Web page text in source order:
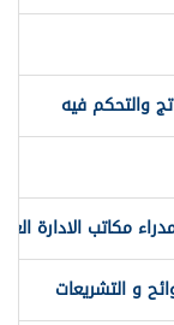
والتحكم فيه
مكاتب الادارة
و التشريعات